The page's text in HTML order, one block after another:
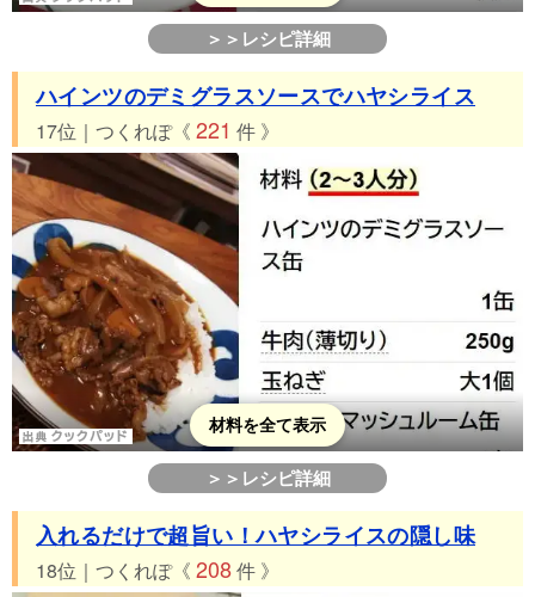
＞＞レシピ詳細
ハインツのデミグラスソースでハヤシライス
17位｜つくれぽ《 221 件 》
材料を全て表示
＞＞レシピ詳細
入れるだけで超旨い！ハヤシライスの隠し味
18位｜つくれぽ《 208件 》